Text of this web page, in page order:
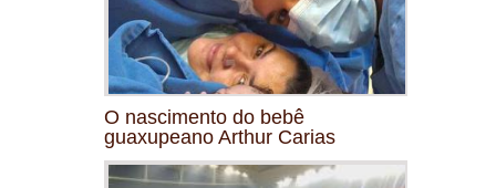
O nascimento do bebê
guaxupeano Arthur Carias